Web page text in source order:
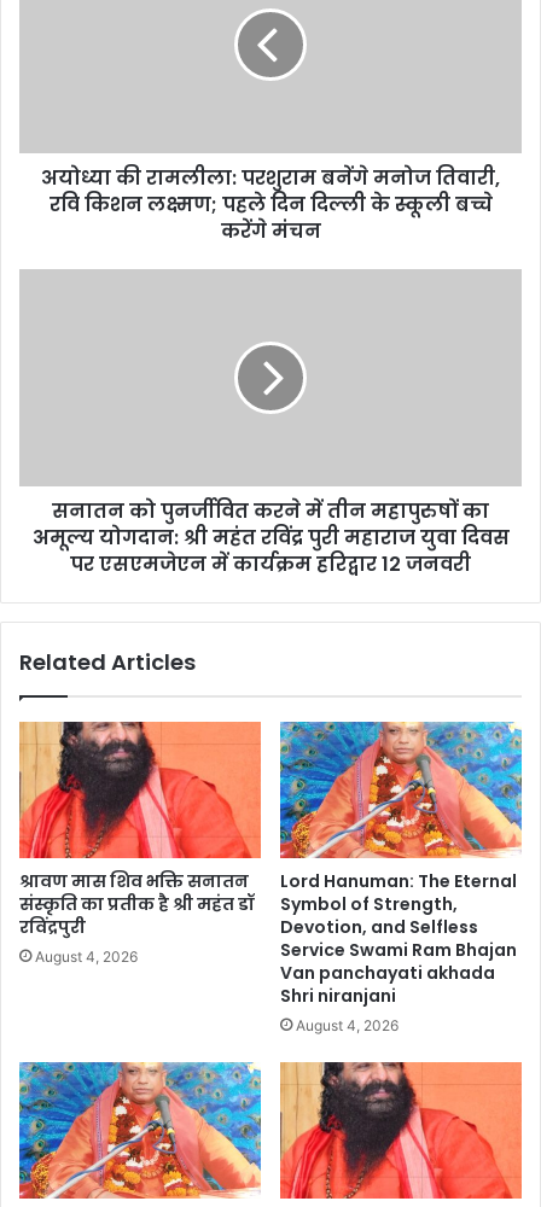
s
अयोध्या की रामलीला: परशुराम बनेंगे मनोज तिवारी,
रवि किशन लक्ष्मण; पहले दिन दिल्ली के स्कूली बच्चे
करेंगे मंचन
सनातन को पुनर्जीवित करने में तीन महापुरुषों का
अमूल्य योगदान: श्री महंत रविंद्र पुरी महाराज युवा दिवस
पर एसएमजेएन में कार्यक्रम हरिद्वार 12 जनवरी
Related Articles
श्रावण मास शिव भक्ति सनातन
संस्कृति का प्रतीक है श्री महंत डॉ
रविंद्रपुरी
August 4, 2026
Lord Hanuman: The Eternal
Symbol of Strength,
Devotion, and Selfless
Service Swami Ram Bhajan
Van panchayati akhada
Shri niranjani
August 4, 2026